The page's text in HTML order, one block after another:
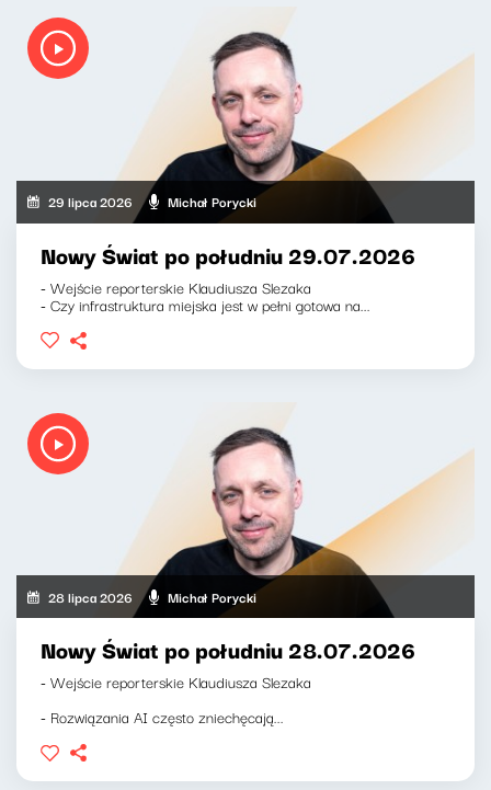
29 lipca 2026 Michał Porycki
Nowy Świat po południu 29.07.2026
- Wejście reporterskie Klaudiusza Slezaka
- Czy infrastruktura miejska jest w pełni gotowa na...
28 lipca 2026 Michał Porycki
Nowy Świat po południu 28.07.2026
- Wejście reporterskie Klaudiusza Slezaka
- Rozwiązania AI często zniechęcają...